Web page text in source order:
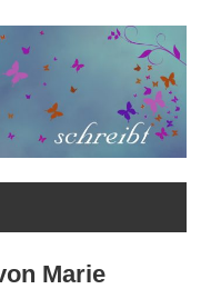
Marie